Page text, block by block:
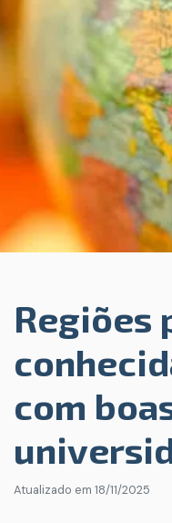
Regiões
com
Atualizado em 18/11/2025